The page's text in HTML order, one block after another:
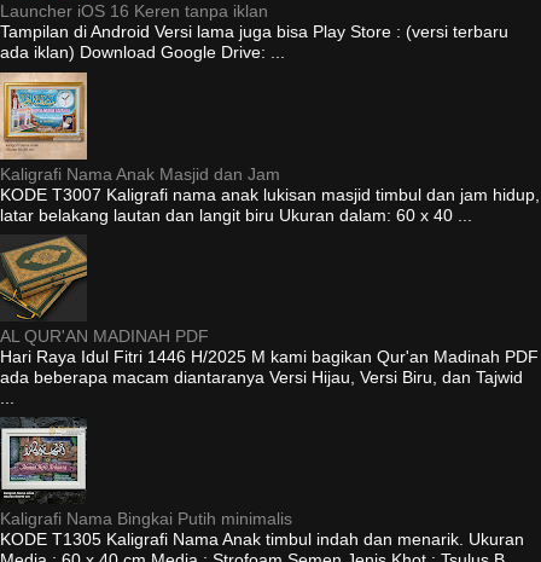
Launcher iOS 16 Keren tanpa iklan
Tampilan di Android Versi lama juga bisa Play Store : (versi terbaru
ada iklan) Download Google Drive: ...
Kaligrafi Nama Anak Masjid dan Jam
KODE T3007 Kaligrafi nama anak lukisan masjid timbul dan jam hidup,
latar belakang lautan dan langit biru Ukuran dalam: 60 x 40 ...
AL QUR'AN MADINAH PDF
Hari Raya Idul Fitri 1446 H/2025 M kami bagikan Qur'an Madinah PDF
ada beberapa macam diantaranya Versi Hijau, Versi Biru, dan Tajwid
Kaligrafi Nama Bingkai Putih minimalis
KODE T1305 Kaligrafi Nama Anak timbul indah dan menarik. Ukuran